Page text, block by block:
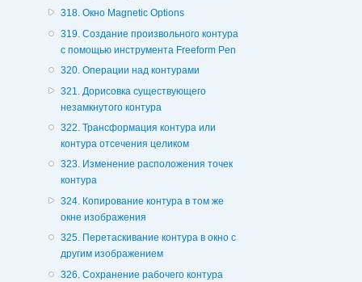
318. Окно Magnetic Options
319. Создание произвольного контура
с помощью инструмента Freeform Pen
320. Операции над контурами
321. Дорисовка существующего
незамкнутого контура
322. Трансформация контура или
контура отсечения целиком
323. Изменение расположения точек
контура
324. Копирование контура в том же
окне изображения
325. Перетаскивание контура в окно с
другим изображением
326. Сохранение рабочего контура